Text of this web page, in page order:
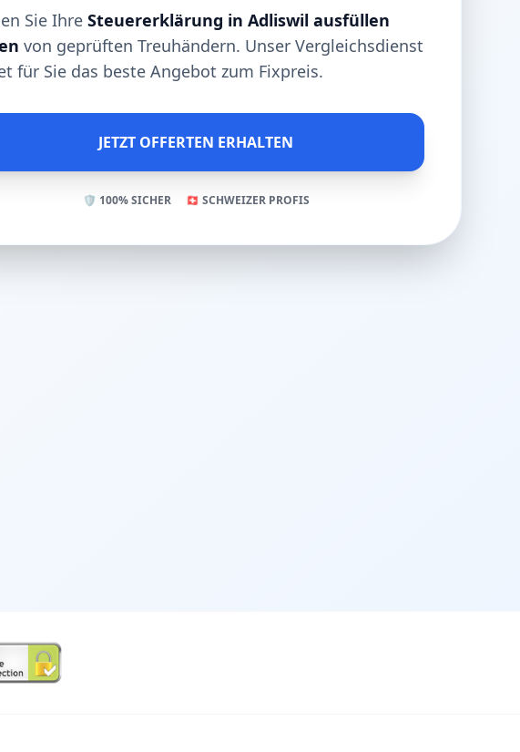
Sie Ihre Steuererklärung in Adliswil ausfüllen
von geprüften Treuhändern. Unser Vergleichsdienst
für Sie das beste Angebot zum Fixpreis.
JETZT OFFERTEN ERHALTEN
🛡️ 100% SICHER 🇨🇭 SCHWEIZER PROFIS